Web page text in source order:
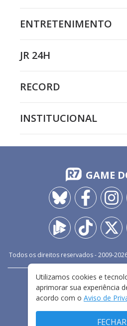
ENTRETENIMENTO
JR 24H
RECORD
INSTITUCIONAL
GAME
Todos os direitos reservados - 2009-
FALE CONOSCO
TERMOS E
Utilizamos cookies e
aprimorar sua experiência
acordo com o Aviso de
FECHAR